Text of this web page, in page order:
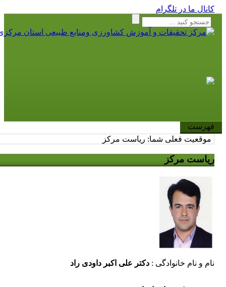
کانال ما در تلگرام
فهرست
موقعیت فعلی شما: ریاست مرکز
ریاست مرکز
نام و نام خانوادگی : دکتر علی اکبر داودی راد